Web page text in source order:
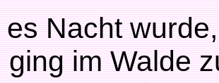
Nacht
ging im Walde